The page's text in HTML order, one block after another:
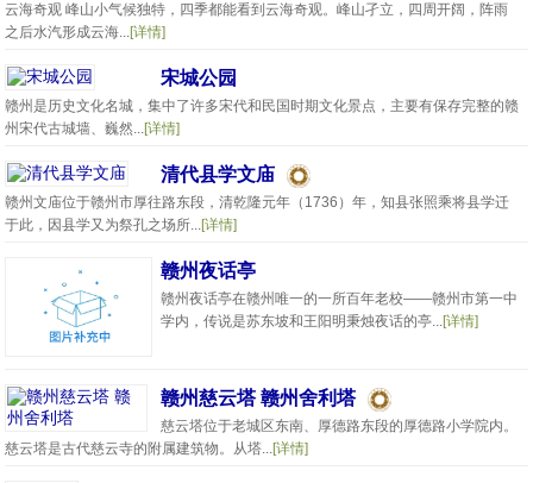
云海奇观 峰山小气候独特，四季都能看到云海奇观。峰山孑立，四周开阔，阵雨
之后水汽形成云海...[详情]
宋城公园
赣州是历史文化名城，集中了许多宋代和民国时期文化景点，主要有保存完整的赣
州宋代古城墙、巍然...[详情]
清代县学文庙
赣州文庙位于赣州市厚往路东段，清乾隆元年（1736）年，知县张照乘将县学迁
于此，因县学又为祭孔之场所...[详情]
赣州夜话亭
赣州夜话亭在赣州唯一的一所百年老校——赣州市第一中
学内，传说是苏东坡和王阳明秉烛夜话的亭...[详情]
赣州慈云塔 赣州舍利塔
慈云塔位于老城区东南、厚德路东段的厚德路小学院内。
慈云塔是古代慈云寺的附属建筑物。从塔...[详情]